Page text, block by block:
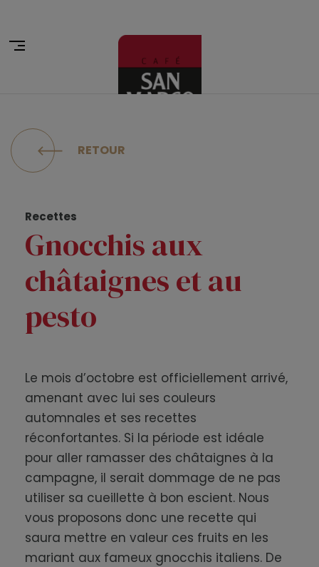
RETOUR
Recettes
Gnocchis aux
châtaignes et au
pesto
Le mois d’octobre est officiellement arrivé,
amenant avec lui ses couleurs
automnales et ses recettes
réconfortantes. Si la période est idéale
pour aller ramasser des châtaignes à la
campagne, il serait dommage de ne pas
utiliser sa cueillette à bon escient. Nous
vous proposons donc une recette qui
saura mettre en valeur ces fruits en les
mariant aux fameux gnocchis italiens. De